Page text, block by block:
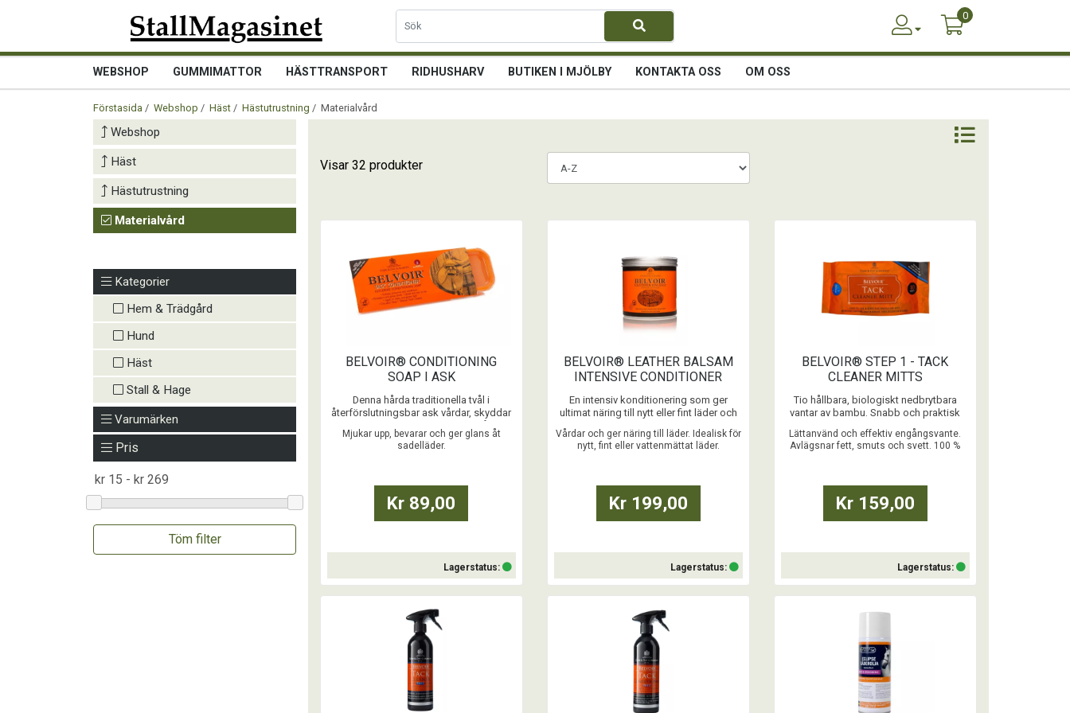
0
WEBSHOP GUMMIMATTOR HÄSTTRANSPORT RIDHUSHARV BUTIKEN I MJÖLBY KONTAKTA OSS OM OSS
Förstasida / Webshop / Häst / Hästutrustning / Materialvård
Webshop
Häst
Hästutrustning
Materialvård
Kategorier
Hem & Trädgård
Hund
Häst
Stall & Hage
Varumärken
Pris
Töm filter
Visar 32 produkter
BELVOIR® CONDITIONING
SOAP I ASK
Denna hårda traditionella tvål i
återförslutningsbar ask vårdar, skyddar
och ger glans till läder. Kvalitetstvålen är
framtagen av vegetabiliska oljor,
inklusive kokosnötsolja och glycerin för
skapar en skyddande barriär mot ...
Mjukar upp, bevarar och ger glans åt
sadelläder.
Kr 89,00
Lagerstatus:
Köp
BELVOIR® LEATHER BALSAM
INTENSIVE CONDITIONER
500ML
En intensiv konditionering som ger
ultimat näring till nytt eller fint läder och
djupkonditionerar torrt eller sprucket
läder. Den mjuka lanolin- och
bivaxformeln håller lädret i optimalt skick
Används efter ”Steg 1” Belvoir
Läderrengöring vid tillfällen där en mer
inten ...
Vårdar och ger näring till läder. Idealisk för
nytt, fint eller vattenmättat läder.
Kr 199,00
Lagerstatus:
Köp
BELVOIR® STEP 1 - TACK
CLEANER MITTS
Tio hållbara, biologiskt nedbrytbara
vantar av bambu. Snabb och praktisk
användning, inget vatten behövs.
Viktig att ha när man är på språng!
Vändflik ingår för att enkelt använda
konstläder.
För ingrott fett och smuts, fyll ...
Lättanvänd och effektiv engångsvante.
Avlägsnar fett, smuts och svett. 100 %
Kr 159,00
Lagerstatus:
Köp